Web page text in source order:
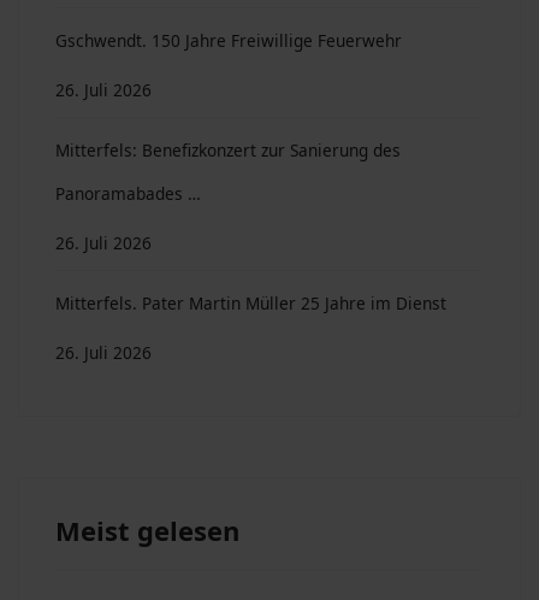
Gschwendt. 150 Jahre Freiwillige Feuerwehr
26. Juli 2026
Mitterfels: Benefizkonzert zur Sanierung des
Panoramabades …
26. Juli 2026
Mitterfels. Pater Martin Müller 25 Jahre im Dienst
26. Juli 2026
Meist gelesen